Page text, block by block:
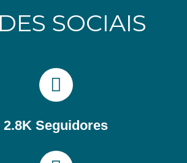
SOCIAIS
2.8K Seguidores